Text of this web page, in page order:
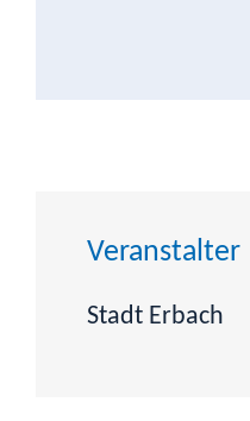
Veranstalter
Stadt Erbach